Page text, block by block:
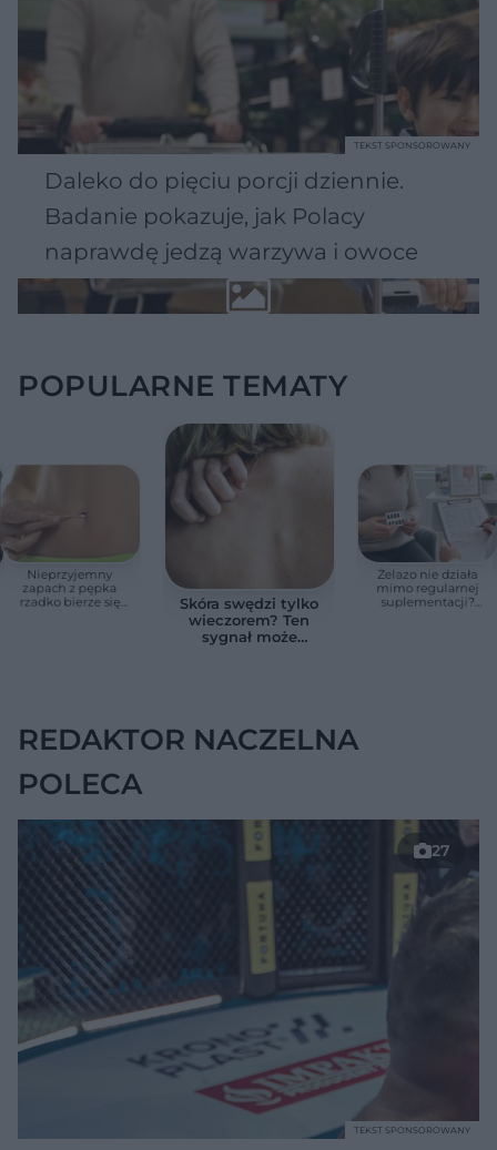
Daleko do pięciu porcji dziennie.
Badanie pokazuje, jak Polacy
naprawdę jedzą warzywa i owoce
TEKST SPONSOROWANY
POPULARNE TEMATY
Nieprzyjemny
zapach z pępka
rzadko bierze się
Skóra swędzi tylko
wieczorem? Ten
sygnał może
Żelazo nie działa
mimo regularnej
suplementacji?
REDAKTOR NACZELNA
POLECA
27
TEKST SPONSOROWANY